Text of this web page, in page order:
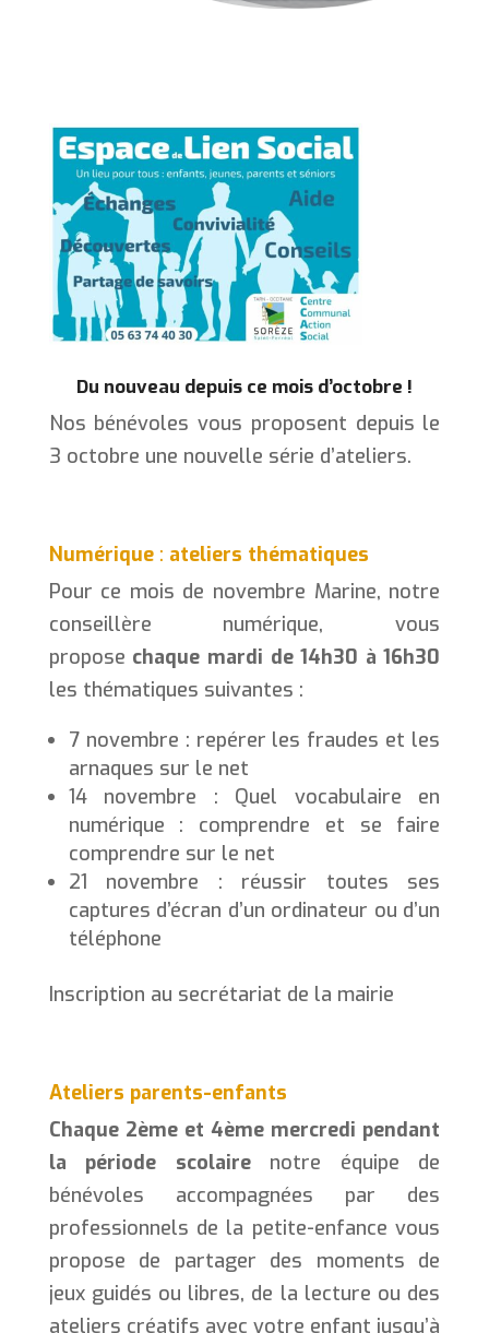
Du nouveau depuis ce mois d’octobre !
Nos bénévoles vous proposent depuis le
3 octobre une nouvelle série d’ateliers.
Numérique : ateliers thématiques
Pour ce mois de novembre Marine, notre
conseillère numérique, vous
propose chaque mardi de 14h30 à 16h30
les thématiques suivantes :
7 novembre : repérer les fraudes et les
arnaques sur le net
14 novembre : Quel vocabulaire en
numérique : comprendre et se faire
comprendre sur le net
21 novembre : réussir toutes ses
captures d’écran d’un ordinateur ou d’un
téléphone
Inscription au secrétariat de la mairie
Ateliers parents-enfants
Chaque 2ème et 4ème mercredi pendant
la période scolairenotre équipe de
bénévoles accompagnées par des
professionnels de la petite-enfance vous
propose de partager des moments de
jeux guidés ou libres, de la lecture ou des
ateliers créatifs avec votre enfant jusqu’à